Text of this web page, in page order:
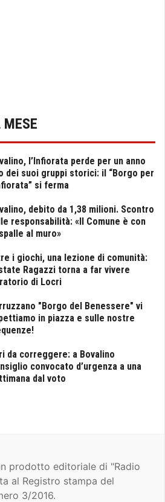
l’Infiorata perde per un anno
dei suoi gruppi storici: il “Borgo per
si ferma
debito da 1,38 milioni. Scontro
responsabilità: «Il Comune è con
al muro»
i giochi, una lezione di comunità:
Ragazzi torna a far vivere
di Locri
"Borgo del Benessere" vi
in piazza e sulle nostre
da correggere: a Bovalino
convocato d’urgenza a una
dal voto
prodotto editoriale di "Radio
al Registro stampa del
3/2016.